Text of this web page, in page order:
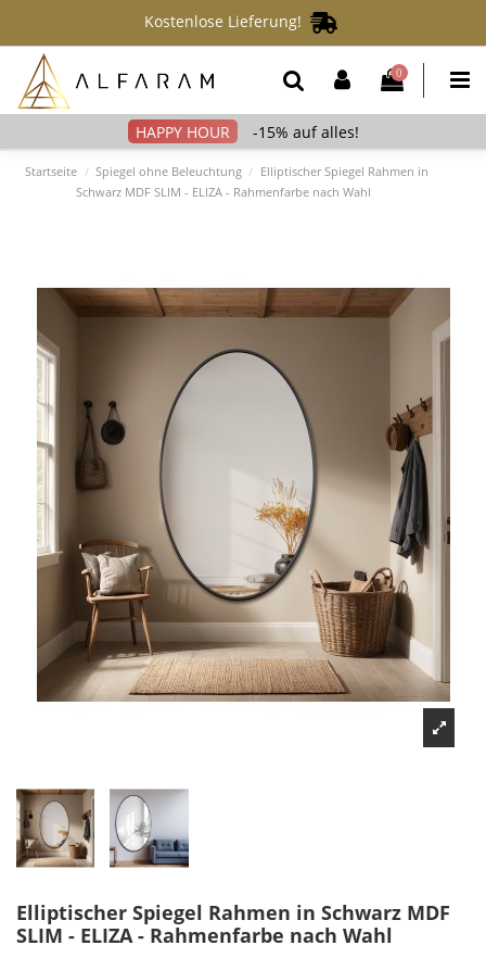
Kostenlose Lieferung!
0
-15% auf alles!
Startseite Spiegel ohne Beleuchtung
Elliptischer Spiegel Rahmen in
Schwarz MDF SLIM - ELIZA - Rahmenfarbe nach Wahl
Elliptischer Spiegel Rahmen in Schwarz MDF
SLIM - ELIZA - Rahmenfarbe nach Wahl